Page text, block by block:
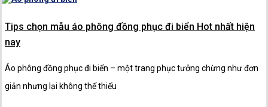
Tips chọn mẫu áo phông đồng phục đi biển Hot nhất hiện
nay
Áo phông đồng phục đi biển – một trang phục tưởng chừng như đơn
giản nhưng lại không thể thiếu